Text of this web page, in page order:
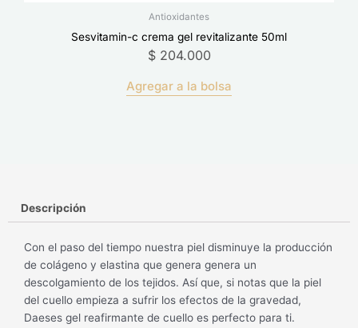
Antioxidantes
Sesvitamin-c crema gel revitalizante 50ml
$204.000
Agregar a la bolsa
Descripción
Con el paso del tiempo nuestra piel disminuye la producción
de colágeno y elastina que genera genera un
descolgamiento de los tejidos. Así que, si notas que la piel
del cuello empieza a sufrir los efectos de la gravedad,
Daeses gel reafirmante de cuello es perfecto para ti.